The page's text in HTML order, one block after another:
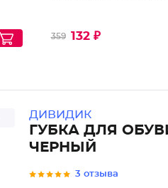
359 132 ₽
ДИВИДИК
ГУБКА ДЛЯ
ЧЕРНЫЙ
3 отзыва